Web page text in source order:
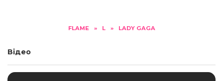
FLAME » L » LADY GAGA
Відео